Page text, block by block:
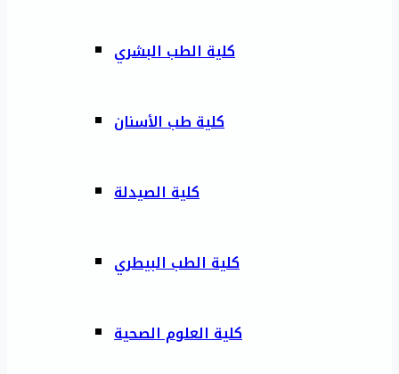
كلية الطب البشري
كلية طب الأسنان
كلية الصيدلة
كلية الطب البيطري
كلية العلوم الصحية